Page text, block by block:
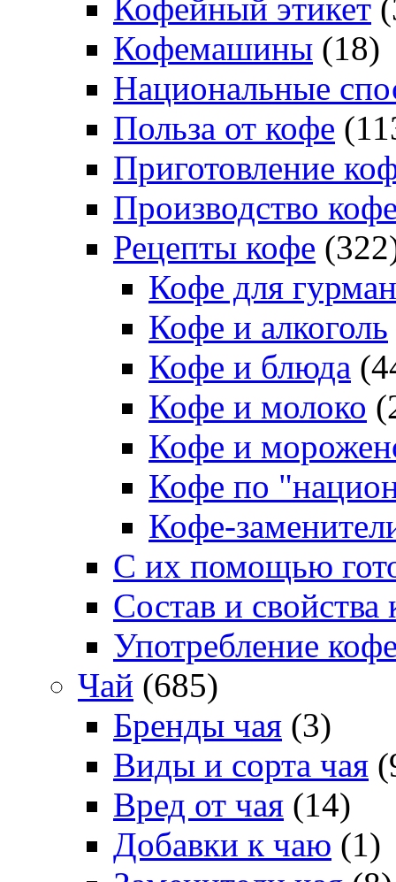
Кофейный этикет
Кофемашины (18)
Национальные
Польза от кофе
Приготовление
Производство
Рецепты кофе
Кофе для
Кофе и алкоголь
Кофе и блюда
Кофе и молоко
Кофе и
Кофе по
Кофе-
С их помощью
Состав и свойства
Употребление
Чай (685)
Бренды чая (3)
Виды и сорта чая
Вред от чая (14)
Добавки к чаю (1)